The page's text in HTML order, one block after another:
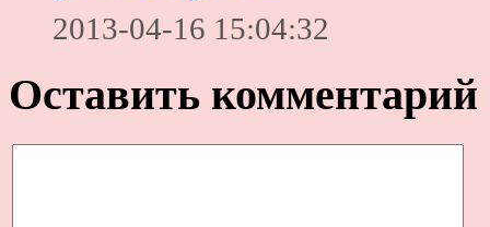
2013-04-16 15:04:32
Оставить комментарий